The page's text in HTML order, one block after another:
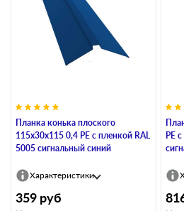
Планка конька плоского
115х30х115 0,4 PE с пленкой RAL
5005 сигнальный синий
Характеристики
359 руб
PE